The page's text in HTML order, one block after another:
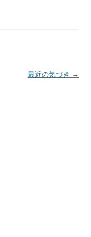
最近の気づき →